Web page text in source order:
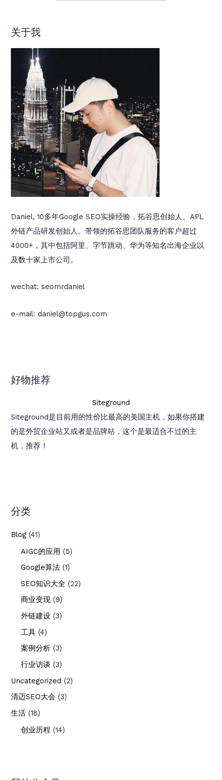
元
一
钱
机
器
关于我
Daniel, 10多年Google SEO实操经验，拓谷思创始人、APL
外链产品研发创始人。带领的拓谷思团队服务的客户超过
4000+，其中包括阿里、字节跳动、华为等知名出海企业以
及数十家上市公司。
wechat: seomrdaniel
e-mail: daniel@topgus.com
好物推荐
Siteground
Siteground是目前用的性价比最高的美国主机，如果你搭建
的是外贸企业站又或者是品牌站，这个是最适合不过的主
机，推荐！
分类
Blog (41)
AIGC的应用 (5)
Google算法 (1)
SEO知识大全 (22)
商业变现 (9)
外链建设 (3)
工具 (4)
案例分析 (3)
行业访谈 (3)
Uncategorized (2)
清迈SEO大会 (3)
生活 (18)
创业历程 (14)